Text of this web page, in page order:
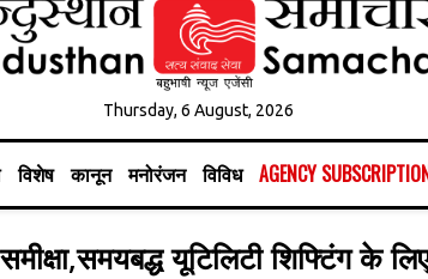
Thursday, 6 August, 2026
विशेष कानून मनोरंजन विविध AGENCY
यूटिलिटी शिफ्टिंग के